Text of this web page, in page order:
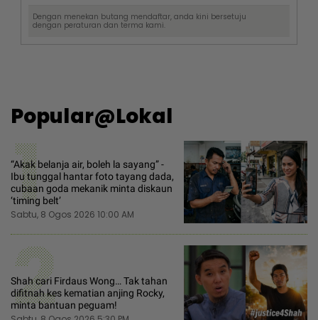
Dengan menekan butang mendaftar, anda kini bersetuju
dengan peraturan dan terma kami.
Popular@Lokal
1
“Akak belanja air, boleh la sayang” -
Ibu tunggal hantar foto tayang dada,
cubaan goda mekanik minta diskaun
‘timing belt’
Sabtu, 8 Ogos 2026 10:00 AM
2
Shah cari Firdaus Wong… Tak tahan
difitnah kes kematian anjing Rocky,
minta bantuan peguam!